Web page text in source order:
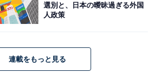
会議の前に、すでに2つの会議が存
選別と、日本の曖昧過ぎる外国
人政策
連載をもっと見る